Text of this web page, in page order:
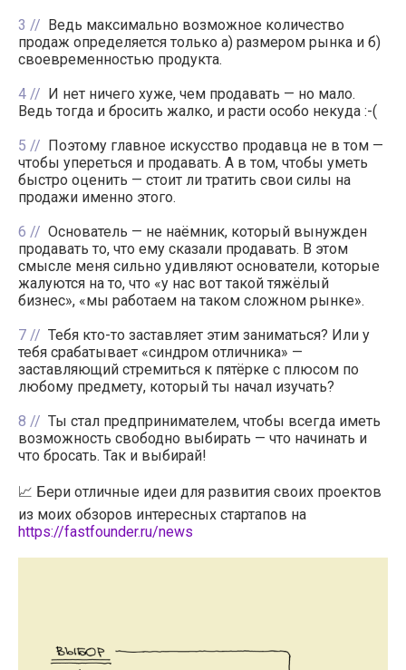
3
Ведь максимально возможное количество
продаж определяется только а) размером рынка и б)
своевременностью продукта.
4
И нет ничего хуже, чем продавать — но мало.
Ведь тогда и бросить жалко, и расти особо некуда :-(
5
Поэтому главное искусство продавца не в том —
чтобы упереться и продавать. А в том, чтобы уметь
быстро оценить — стоит ли тратить свои силы на
продажи именно этого.
6
Основатель — не наёмник, который вынужден
продавать то, что ему сказали продавать. В этом
смысле меня сильно удивляют основатели, которые
жалуются на то, что «у нас вот такой тяжёлый
бизнес», «мы работаем на таком сложном рынке».
7
Тебя кто-то заставляет этим заниматься? Или у
тебя срабатывает «синдром отличника» —
заставляющий стремиться к пятёрке с плюсом по
любому предмету, который ты начал изучать?
8
Ты стал предпринимателем, чтобы всегда иметь
возможность свободно выбирать — что начинать и
что бросать. Так и выбирай!
📈 Бери отличные идеи для развития своих проектов
из моих обзоров интересных стартапов на
https://fastfounder.ru/news